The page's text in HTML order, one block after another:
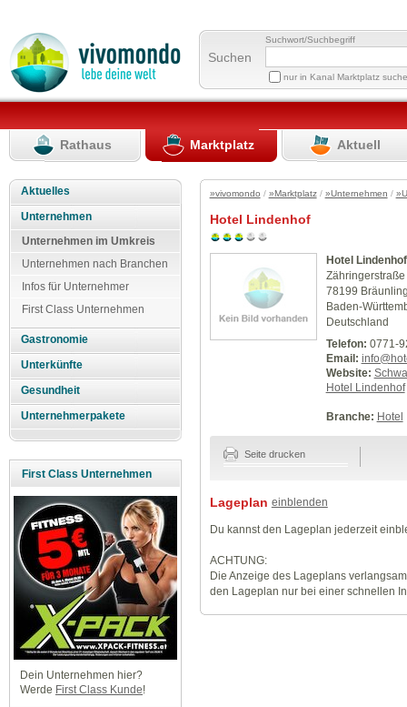
Suchen
Suchwort/Suchbegriff
nur in Kanal Marktplatz
Rathaus Marktplatz Aktuell
Aktuelles
Unternehmen
Unternehmen im Umkreis
Unternehmen nach Branchen
Infos für Unternehmer
First Class Unternehmen
Gastronomie
Unterkünfte
Gesundheit
Unternehmerpakete
First Class Unternehmen
Dein Unternehmen hier?
Werde First Class Kunde!
»vivomondo / »Marktplatz/ »Unternehmen /
Hotel Lindenhof
Hotel Lindenhof
Zähringerstraße
78199
Baden-
Deutschland
Telefon: 0771-
Email:
Website:
Hotel Lindenhof
Branche: Hotel
Seite drucken
Lageplan einblenden
Du kannst den Lageplan jederzeit
ACHTUNG:
Die Anzeige des Lageplans
den Lageplan nur bei einer schnellen